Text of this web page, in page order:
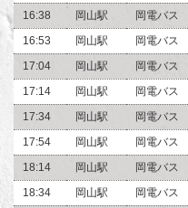
16:38
岡山駅
岡電バス
16:53
岡山駅
岡電バス
17:04
岡山駅
岡電バス
17:14
岡山駅
岡電バス
17:34
岡山駅
岡電バス
17:54
岡山駅
岡電バス
18:14
岡山駅
岡電バス
18:34
岡山駅
岡電バス